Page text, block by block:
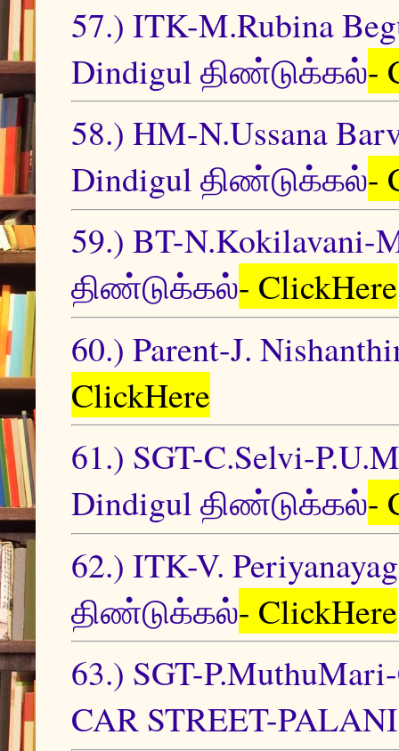
57.) ITK-M.Rubina
Dindigul திண்டுக்கல்-
58.) HM-N.Ussana
Dindigul திண்டுக்கல்-
59.) BT-N.Kokilavani-
திண்டுக்கல்- ClickHere
60.) Parent-J.
ClickHere
61.) SGT-C.Selvi-
Dindigul திண்டுக்கல்-
62.) ITK-V.
திண்டுக்கல்- ClickHere
63.) SGT-
CAR STREET-